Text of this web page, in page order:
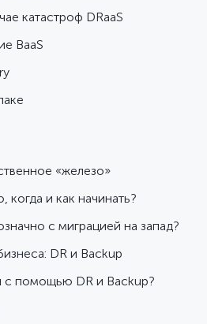
катастроф DRaaS
BaaS
«железо»
когда и как начинать?
с миграцией на запад?
DR и Backup
с помощью DR и Backup?